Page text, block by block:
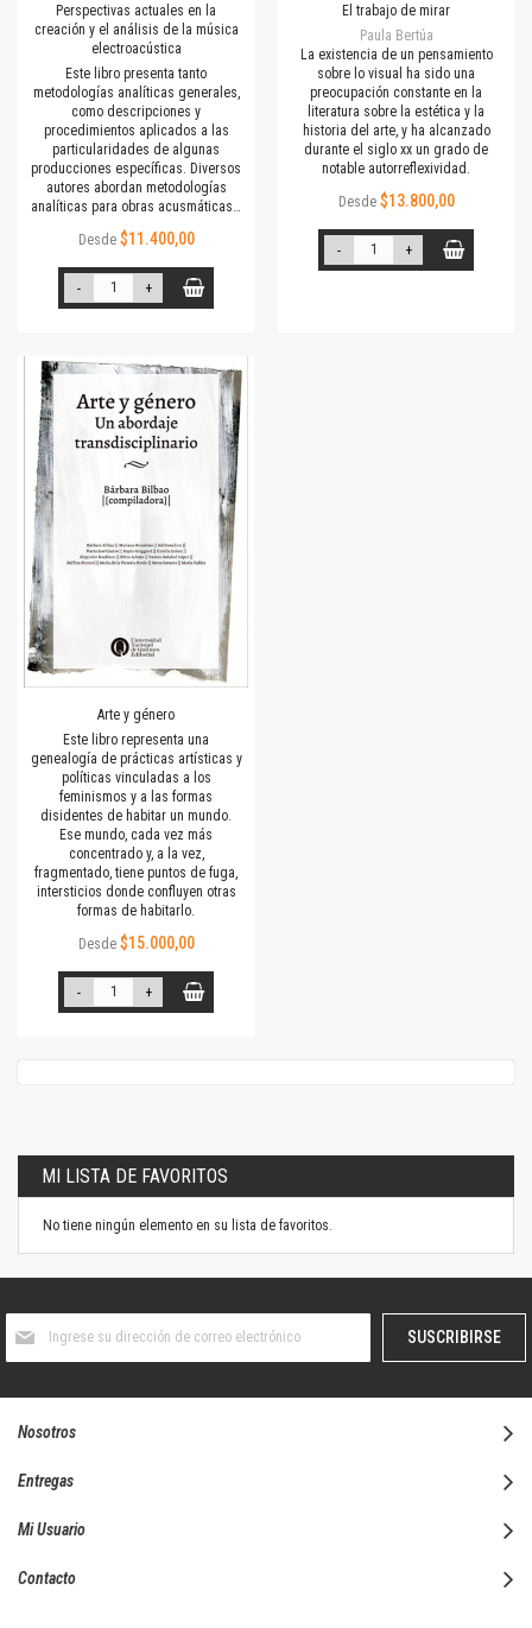
Perspectivas actuales en la
creación y el análisis de la música
electroacústica
Este libro presenta tanto
metodologías analíticas generales,
como descripciones y
procedimientos aplicados a las
particularidades de algunas
producciones específicas. Diversos
autores abordan metodologías
analíticas para obras acusmáticas…
Desde $11.400,00
- +
El trabajo de mirar
Paula Bertúa
La existencia de un pensamiento
sobre lo visual ha sido una
preocupación constante en la
literatura sobre la estética y la
historia del arte, y ha alcanzado
durante el siglo xx un grado de
notable autorreflexividad.
Desde $13.800,00
- +
Arte y género
Este libro representa una
genealogía de prácticas artísticas y
políticas vinculadas a los
feminismos y a las formas
disidentes de habitar un mundo.
Ese mundo, cada vez más
concentrado y, a la vez,
fragmentado, tiene puntos de fuga,
intersticios donde confluyen otras
formas de habitarlo.
Desde $15.000,00
- +
MI LISTA DE FAVORITOS
No tiene ningún elemento en su lista de favoritos.
boletín
SUSCRIBIRSE
Nosotros
Entregas
Mi Usuario
Contacto